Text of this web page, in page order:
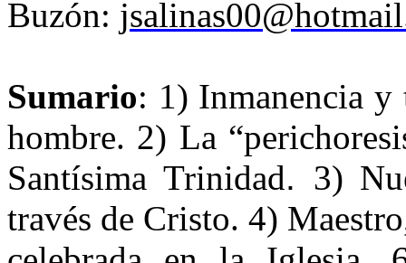
Buzón:
Sumario: 1) Inmanencia y
hombre. 2) La
Santísima Trinidad. 3)
través de Cristo. 4)